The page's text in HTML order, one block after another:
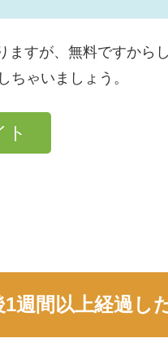
ますが、無料ですから
ちゃいましょう。
ト
週間以上経過し